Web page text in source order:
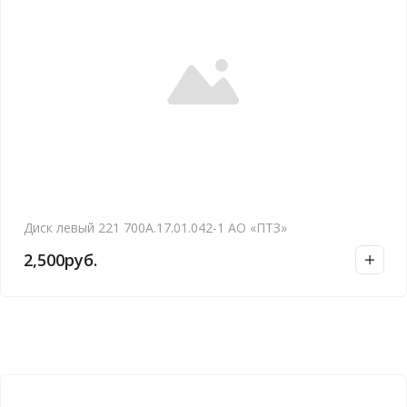
Диск левый 221 700А.17.01.042-1 АО «ПТЗ»
2,500руб.